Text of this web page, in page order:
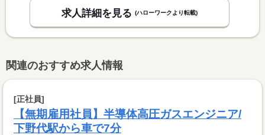
求人詳細を見る (ハローワークより転載)
関連のおすすめ求人情報
[正社員]
【無期雇用社員】半導体高圧ガスエンジニア/
下野代駅から車で7分